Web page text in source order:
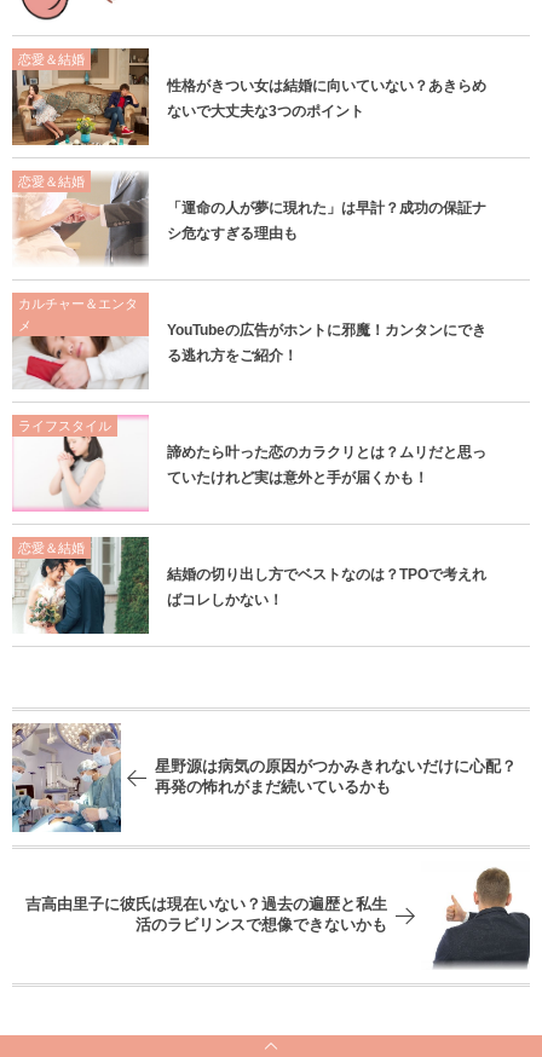
恋愛＆結婚
性格がきつい女は結婚に向いていない？あきらめ
ないで大丈夫な3つのポイント
恋愛＆結婚
「運命の人が夢に現れた」は早計？成功の保証ナ
シ危なすぎる理由も
カルチャー＆エンタ
メ
YouTubeの広告がホントに邪魔！カンタンにでき
る逃れ方をご紹介！
ライフスタイル
諦めたら叶った恋のカラクリとは？ムリだと思っ
ていたけれど実は意外と手が届くかも！
恋愛＆結婚
結婚の切り出し方でベストなのは？TPOで考えれ
ばコレしかない！
星野源は病気の原因がつかみきれないだけに心配？
再発の怖れがまだ続いているかも
吉高由里子に彼氏は現在いない？過去の遍歴と私生
活のラビリンスで想像できないかも